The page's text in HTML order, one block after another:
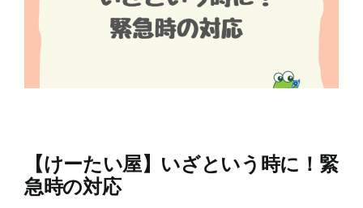
【けーたい屋】いざという時に！緊
急時の対応